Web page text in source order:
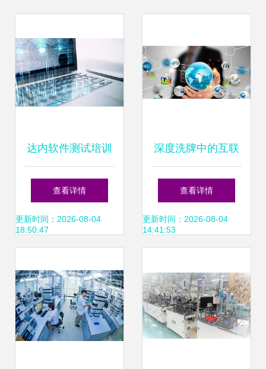
达内软件测试培训
课程_软件测试编
程开发技术课程基
编程开发技术课程
_达内软件测试培
查看详情
更新时间：2026-08-04
18:50:47
深度洗牌中的互联
网金融 国际化浪潮
与技术驱动的新格
查看详情
更新时间：2026-08-04
14:41:53